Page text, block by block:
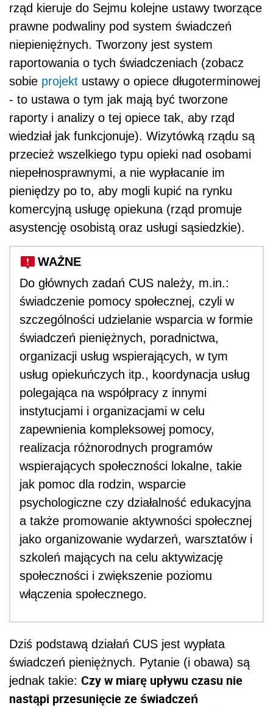
rząd kieruje do Sejmu kolejne ustawy tworzące
prawne podwaliny pod system świadczeń
niepieniężnych. Tworzony jest system
raportowania o tych świadczeniach (zobacz
sobie projekt ustawy o opiece długoterminowej
- to ustawa o tym jak mają być tworzone
raporty i analizy o tej opiece tak, aby rząd
wiedział jak funkcjonuje). Wizytówką rządu są
przecież wszelkiego typu opieki nad osobami
niepełnosprawnymi, a nie wypłacanie im
pieniędzy po to, aby mogli kupić na rynku
komercyjną usługę opiekuna (rząd promuje
asystencję osobistą oraz usługi sąsiedzkie).
WAŻNE
Do głównych zadań CUS należy, m.in.:
świadczenie pomocy społecznej, czyli w
szczególności udzielanie wsparcia w formie
świadczeń pieniężnych, poradnictwa,
organizacji usług wspierających, w tym
usług opiekuńczych itp., koordynacja usług
polegająca na współpracy z innymi
instytucjami i organizacjami w celu
zapewnienia kompleksowej pomocy,
realizacja różnorodnych programów
wspierających społeczności lokalne, takie
jak pomoc dla rodzin, wsparcie
psychologiczne czy działalność edukacyjna
a także promowanie aktywności społecznej
jako organizowanie wydarzeń, warsztatów i
szkoleń mających na celu aktywizację
społeczności i zwiększenie poziomu
włączenia społecznego.
Dziś podstawą działań CUS jest wypłata
świadczeń pieniężnych. Pytanie (i obawa) są
jednak takie: Czy w miarę upływu czasu nie
nastąpi przesunięcie ze świadczeń